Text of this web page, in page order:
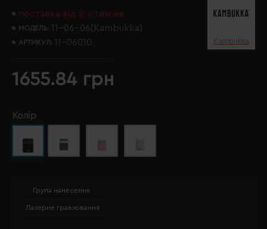
поставка від 2-х тижнів
МОДЕЛЬ: 11-06-06(Kambukka)
АРТИКУЛ: 11-06010 Kambukka
1655.84 грн
Колір
Група нанесення
Лазерне гравіювання